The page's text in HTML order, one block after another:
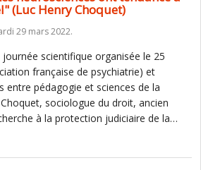
(Luc Henry Choquet)
29 mars 2022.
scientifique organisée le 25
française de psychiatrie) et
entre pédagogie et sciences de la
sociologue du droit, ancien
à la protection judiciaire de la…